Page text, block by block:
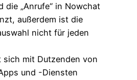
die „Anrufe“ in Nowchat
außerdem ist die
nicht für jeden
sich mit Dutzenden von
und -Diensten